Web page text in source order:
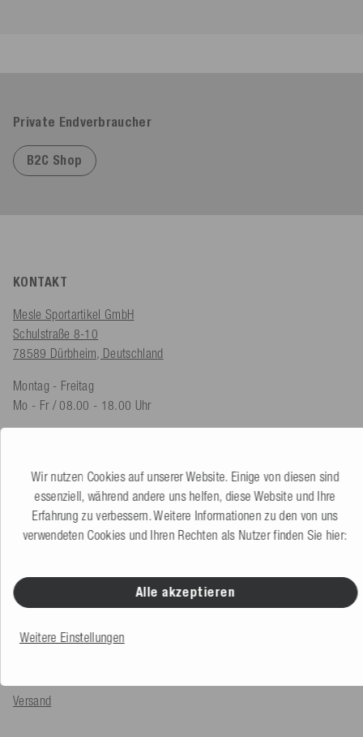
Private Endverbraucher
B2C Shop
KONTAKT
Mesle Sportartikel GmbH
Schulstraße 8-10
78589 Dürbheim, Deutschland
Montag - Freitag
Mo - Fr / 08.00 - 18.00 Uhr
Produktberatung
+49 (0) 7424 60213 60
Kundenservice
+49 (0) 7424 60213 50
Zum Kontaktformular
SERVICE & INFOS
Bestellung
Versand
Wir nutzen Cookies auf unserer Website. Einige von diesen sind
essenziell, während andere uns helfen, diese Website und Ihre
Erfahrung zu verbessern. Weitere Informationen zu den von uns
verwendeten Cookies und Ihren Rechten als Nutzer finden Sie hier:
Alle akzeptieren
Weitere Einstellungen